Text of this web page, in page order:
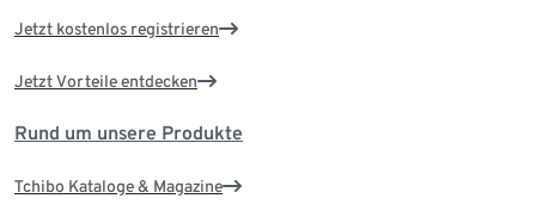
Jetzt kostenlos registrieren
Jetzt Vorteile entdecken
Rund um unsere Produkte
Tchibo Kataloge & Magazine